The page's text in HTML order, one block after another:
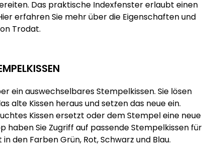
Das praktische Indexfenster erlaubt einen
erfahren Sie mehr über die Eigenschaften und
Trodat.
ein auswechselbares Stempelkissen. Sie lösen
alte Kissen heraus und setzen das neue ein.
Kissen ersetzt oder dem Stempel eine neue
haben Sie Zugriff auf passende Stempelkissen für
den Farben Grün, Rot, Schwarz und Blau.